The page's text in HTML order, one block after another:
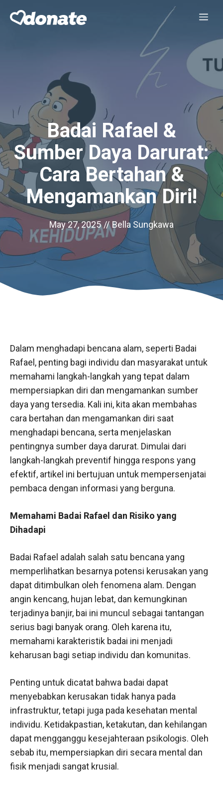
Badai Rafael &
Sumber Daya Darurat:
Cara Bertahan &
Mengamankan Diri!
May 27, 2025 // Bella Sungkawa
Dalam menghadapi bencana alam, seperti Badai
Rafael, penting bagi individu dan masyarakat untuk
memahami langkah-langkah yang tepat dalam
mempersiapkan diri dan mengamankan sumber
daya yang tersedia. Kali ini, kita akan membahas
cara bertahan dan mengamankan diri saat
menghadapi bencana, serta menjelaskan
pentingnya sumber daya darurat. Dimulai dari
langkah-langkah preventif hingga respons yang
efektif, artikel ini bertujuan untuk mempersenjatai
pembaca dengan informasi yang berguna.
Memahami Badai Rafael dan Risiko yang
Dihadapi
Badai Rafael adalah salah satu bencana yang
memperlihatkan besarnya potensi kerusakan yang
dapat ditimbulkan oleh fenomena alam. Dengan
angin kencang, hujan lebat, dan kemungkinan
terjadinya banjir, bai ini muncul sebagai tantangan
serius bagi banyak orang. Oleh karena itu,
memahami karakteristik badai ini menjadi
keharusan bagi setiap individu dan komunitas.
Penting untuk dicatat bahwa badai dapat
menyebabkan kerusakan tidak hanya pada
infrastruktur, tetapi juga pada kesehatan mental
individu. Ketidakpastian, ketakutan, dan kehilangan
dapat mengganggu kesejahteraan psikologis. Oleh
sebab itu, mempersiapkan diri secara mental dan
fisik menjadi sangat krusial.